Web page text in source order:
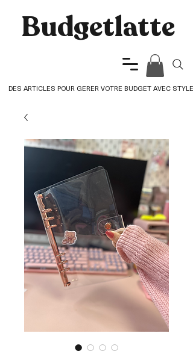
Budgetlatte​
DES ARTICLES POUR GERER VOTRE BUDGET AVEC STYLE